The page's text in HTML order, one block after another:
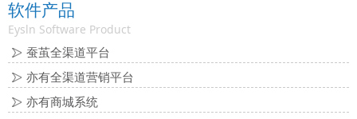
软件产品
Eysln Software Product
蚕茧全渠道平台
亦有全渠道营销平台
亦有商城系统